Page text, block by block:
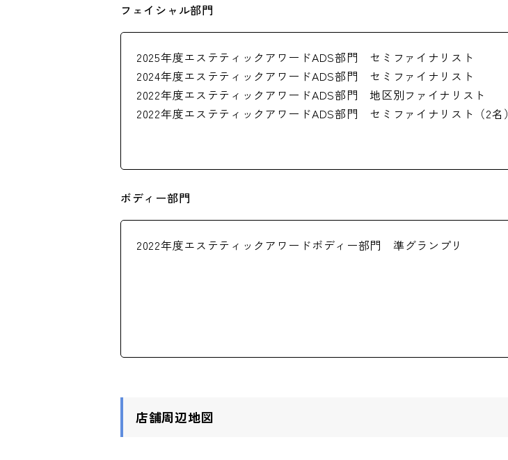
フェイシャル部門
2025年度エステティックアワードADS部門 セミファイナリスト
2024年度エステティックアワードADS部門 セミファイナリスト
2022年度エステティックアワードADS部門 地区別ファイナリスト
2022年度エステティックアワードADS部門 セミファイナリスト（2名）
ボディー部門
2022年度エステティックアワードボディー部門 準グランプリ
店舗周辺地図